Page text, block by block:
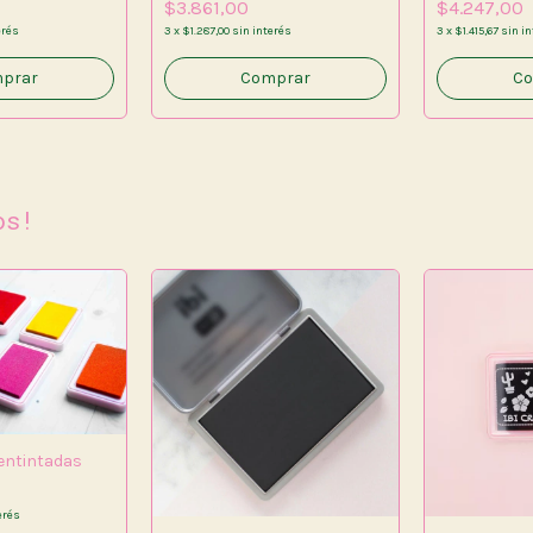
$3.861,00
3 x $1.287,00 sin interés
$4.247,00
3 x $1.415,67 sin